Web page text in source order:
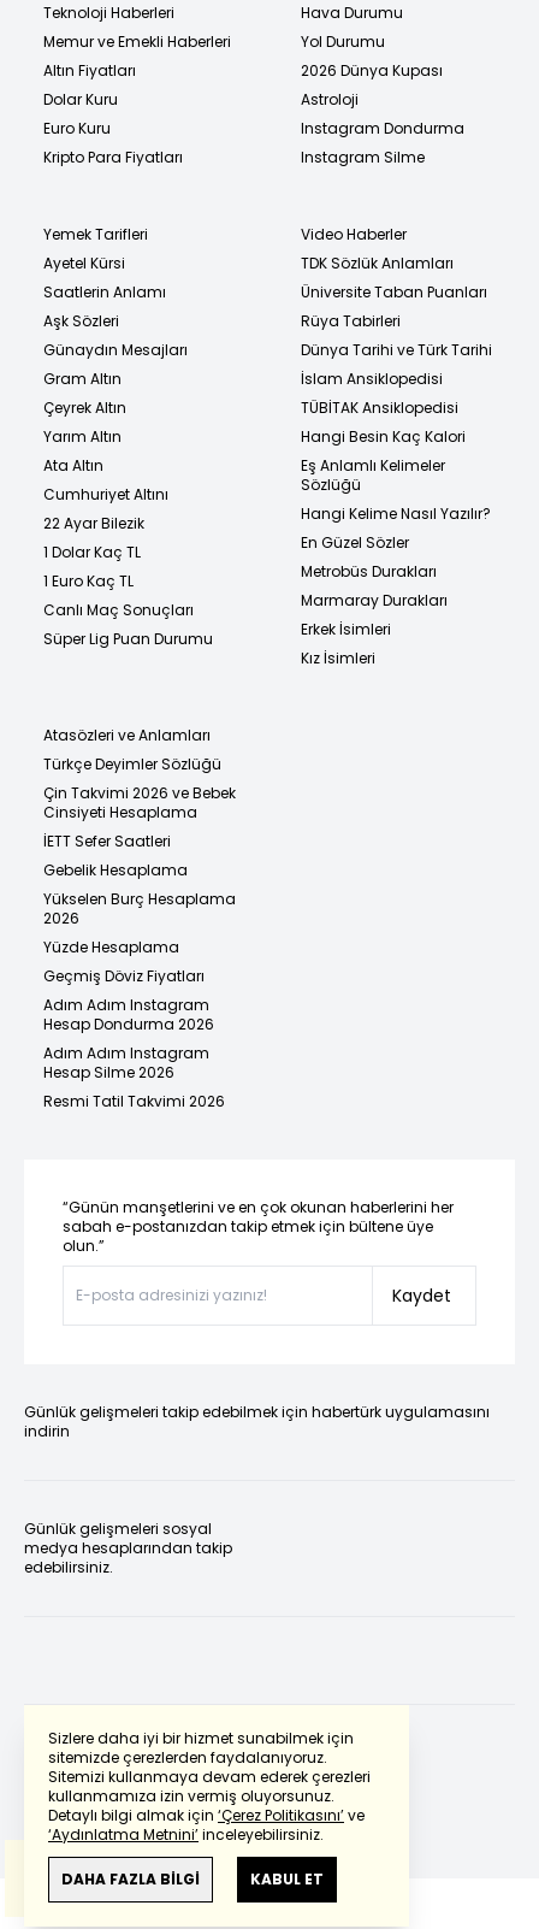
Sizlere daha iyi bir hizmet sunabilmek için
sitemizde çerezlerden faydalanıyoruz.
Sitemizi kullanmaya devam ederek çerezleri
kullanmamıza izin vermiş oluyorsunuz.
Detaylı bilgi almak için ‘Çerez Politikasını’ve
‘Aydınlatma Metnini’inceleyebilirsiniz.
DAHA FAZLA BİLGİ KABUL ET
Teknoloji Haberleri
Memur ve Emekli Haberleri
Altın Fiyatları
Dolar Kuru
Euro Kuru
Kripto Para Fiyatları
Hava Durumu
Yol Durumu
2026 Dünya Kupası
Astroloji
Instagram Dondurma
Instagram Silme
Yemek Tarifleri
Ayetel Kürsi
Saatlerin Anlamı
Aşk Sözleri
Günaydın Mesajları
Gram Altın
Çeyrek Altın
Yarım Altın
Ata Altın
Cumhuriyet Altını
22 Ayar Bilezik
1 Dolar Kaç TL
1 Euro Kaç TL
Canlı Maç Sonuçları
Süper Lig Puan Durumu
Video Haberler
TDK Sözlük Anlamları
Üniversite Taban Puanları
Rüya Tabirleri
Dünya Tarihi ve Türk Tarihi
İslam Ansiklopedisi
TÜBİTAK Ansiklopedisi
Hangi Besin Kaç Kalori
Eş Anlamlı Kelimeler
Sözlüğü
Hangi Kelime Nasıl Yazılır?
En Güzel Sözler
Metrobüs Durakları
Marmaray Durakları
Erkek İsimleri
Kız İsimleri
Atasözleri ve Anlamları
Türkçe Deyimler Sözlüğü
Çin Takvimi 2026 ve Bebek
Cinsiyeti Hesaplama
İETT Sefer Saatleri
Gebelik Hesaplama
Yükselen Burç Hesaplama
2026
Yüzde Hesaplama
Geçmiş Döviz Fiyatları
Adım Adım Instagram
Hesap Dondurma 2026
Adım Adım Instagram
Hesap Silme 2026
Resmi Tatil Takvimi 2026
“Günün manşetlerini ve en çok okunan haberlerini her
sabah e-postanızdan takip etmek için bültene üye
olun.”
Kaydet
Günlük gelişmeleri takip edebilmek için habertürk uygulamasını
indirin
Günlük gelişmeleri sosyal
medya hesaplarından takip
edebilirsiniz.
Powered by Translate
Bu çevirideGoogle Transletekullanılmıştır.
Anlam ve çeviri hatalarından
haberturk.com
sorumlu değildir.